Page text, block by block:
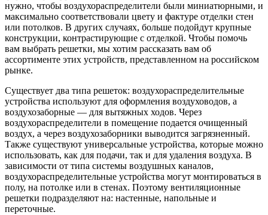
нужно, чтобы воздухораспределители были миниатюрными, и
максимально соответствовали цвету и фактуре отделки стен
или потолков. В других случаях, больше подойдут крупные
конструкции, контрастирующие с отделкой. Чтобы помочь
вам выбрать решетки, мы хотим рассказать вам об
ассортименте этих устройств, представленном на российском
рынке.
Существует два типа решеток: воздухораспределительные
устройства используют для оформления воздуховодов, а
воздухозаборные — для вытяжных ходов. Через
воздухораспределители в помещение подается очищенный
воздух, а через воздухозаборники выводится загрязненный.
Также существуют универсальные устройства, которые можно
использовать, как для подачи, так и для удаления воздуха. В
зависимости от типа системы воздушных каналов,
воздухораспределительные устройства могут монтироваться в
полу, на потолке или в стенах. Поэтому вентиляционные
решетки подразделяют на: настенные, напольные и
переточные.